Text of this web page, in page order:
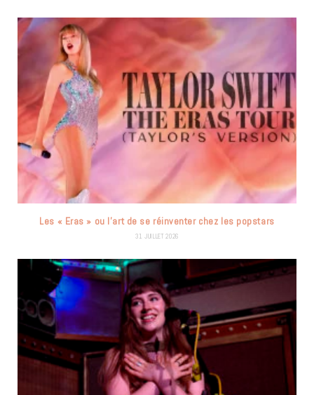
Les « Eras » ou l’art de se réinventer chez les popstars
31 JUILLET 2026